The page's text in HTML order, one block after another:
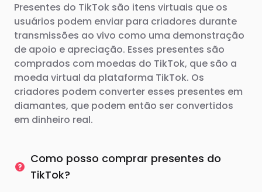
Presentes do TikTok são itens virtuais que os
usuários podem enviar para criadores durante
transmissões ao vivo como uma demonstração
de apoio e apreciação. Esses presentes são
comprados com moedas do TikTok, que são a
moeda virtual da plataforma TikTok. Os
criadores podem converter esses presentes em
diamantes, que podem então ser convertidos
em dinheiro real.
Como posso comprar presentes do
TikTok?